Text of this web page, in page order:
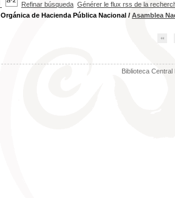
Refinar búsqueda Générer le flux rss de la
de Hacienda Pública Nacional / Asamblea
Biblioteca